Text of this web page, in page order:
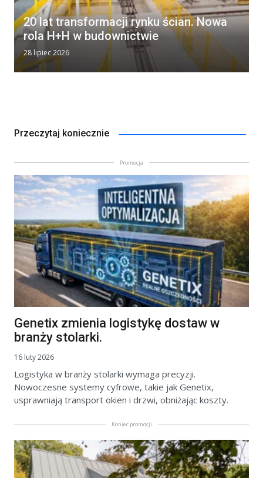
20 lat transformacji rynku ścian. Nowa
rola H+H w budownictwie
28 lipiec 2026
Przeczytaj koniecznie
Promocja
Genetix zmienia logistykę dostaw w
branży stolarki.
16 luty 2026
Logistyka w branży stolarki wymaga precyzji.
Nowoczesne systemy cyfrowe, takie jak Genetix,
usprawniają transport okien i drzwi, obniżając koszty.
Koniec promocji